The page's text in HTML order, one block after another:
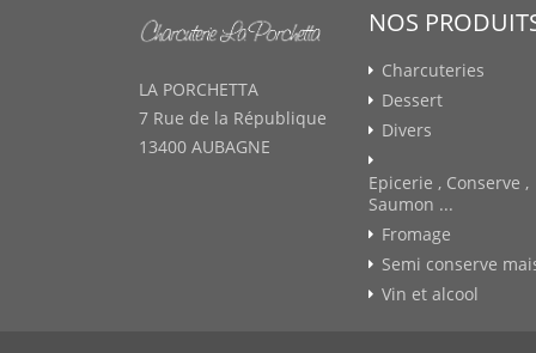
LA PORCHETTA
7 Rue de la République
13400 AUBAGNE
NOS
Charcuteries
Dessert
Divers
Epicerie , Conserve ,
Saumon ...
Fromage
Semi conserve
Vin et alcool